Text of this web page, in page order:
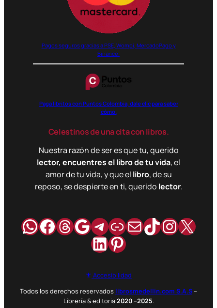
Pagos seguros gracias a PSE, Wompi, MercadoPago y
Binance.
Paga libritos con Puntos Colombia, dale clic para saber
cómo.
Celestinos de una cita con libros.
Nuestra razón de ser es que tu, querido
lector, encuentres el libro de tu vida, el
amor de tu vida, y que el libro, de su
reposo, se despierte en ti, querido lector.
WhatsApp
Facebook
Hilos
Google
Telegram
Enlace
Correo
TikTok
X
LinkedIn
Pinterest
Accesibilidad
Todos los derechos reservados librosmedellin.com S.A.S–
Librería & editorial2020–2025.